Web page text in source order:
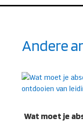
Andere
Wat moet je